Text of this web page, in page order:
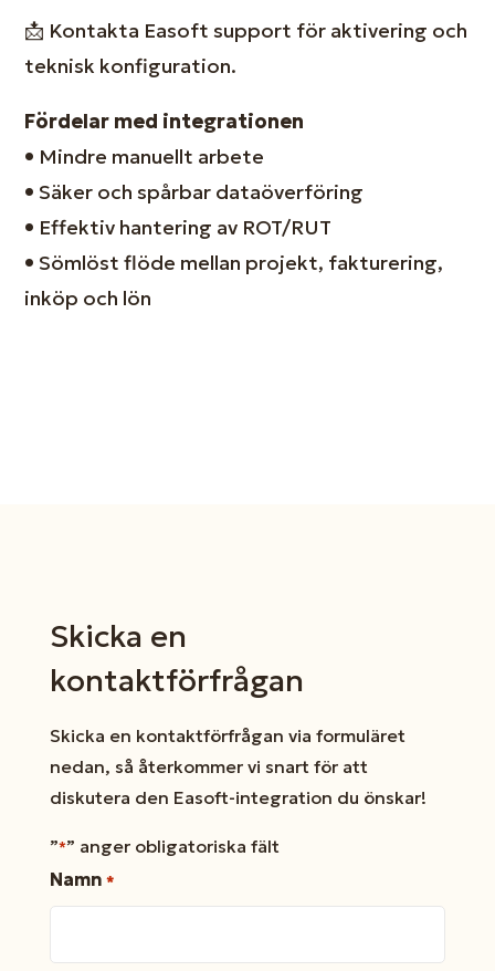
📩 Kontakta Easoft support för aktivering och
teknisk konfiguration.
Fördelar med integrationen
• Mindre manuellt arbete
• Säker och spårbar dataöverföring
• Effektiv hantering av ROT/RUT
• Sömlöst flöde mellan projekt, fakturering,
inköp och lön
Skicka en
kontaktförfrågan
Skicka en kontaktförfrågan via formuläret
nedan, så återkommer vi snart för att
diskutera den Easoft-integration du önskar!
”*” anger obligatoriska fält
Namn *